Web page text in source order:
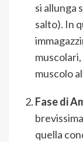
si allunga
salto). In
muscolo
Fase di
quella